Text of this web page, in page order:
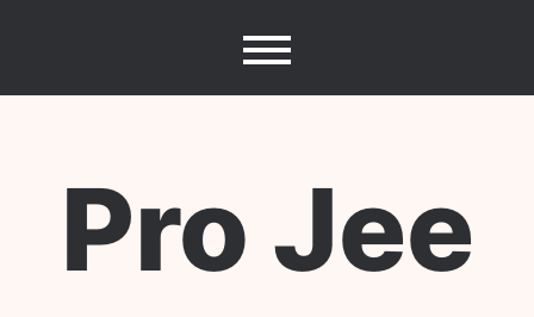
Pro Jee